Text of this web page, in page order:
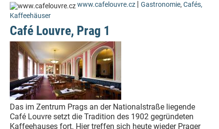
www.cafelouvre.cz Gastronomie, Cafés,
Kaffeehäuser
Café Louvre, Prag 1
Das im Zentrum Prags an der Nationalstraße liegende
Café Louvre setzt die Tradition des 1902 gegründeten
Kaffeehauses fort. Hier treffen sich heute wieder Prager